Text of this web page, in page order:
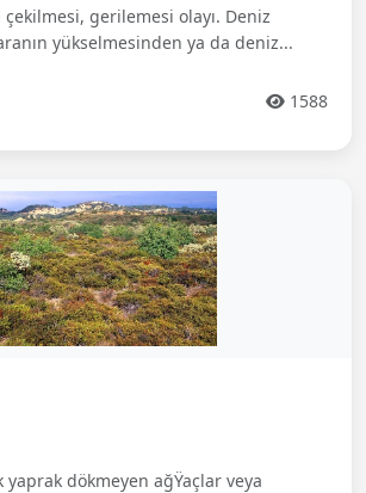
gerilemesi olayı. Deniz
yükselmesinden ya da deniz...
1588
yaprak dökmeyen ağŸaçlar veya